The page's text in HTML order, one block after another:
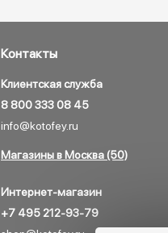
Контакты
Клиентская служба
8 800 333 08 45
info@kotofey.ru
Магазины в Москва (50)
Интернет-магазин
+7 495 212-93-79